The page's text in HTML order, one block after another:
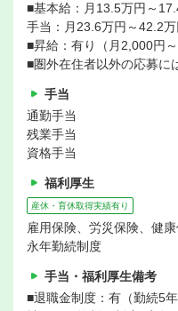
■基本給：月13.5万円～
手当：月23.6万円～42.2万
■昇給：有り（月2,000円～
■圏外在住者以外の応募に
手当
通勤手当
残業手当
資格手当
福利厚生
産休・育休取得実績有り
雇用保険、労災保険、健
永年勤続制度
手当・福利厚生備考
■退職金制度：有（勤続5